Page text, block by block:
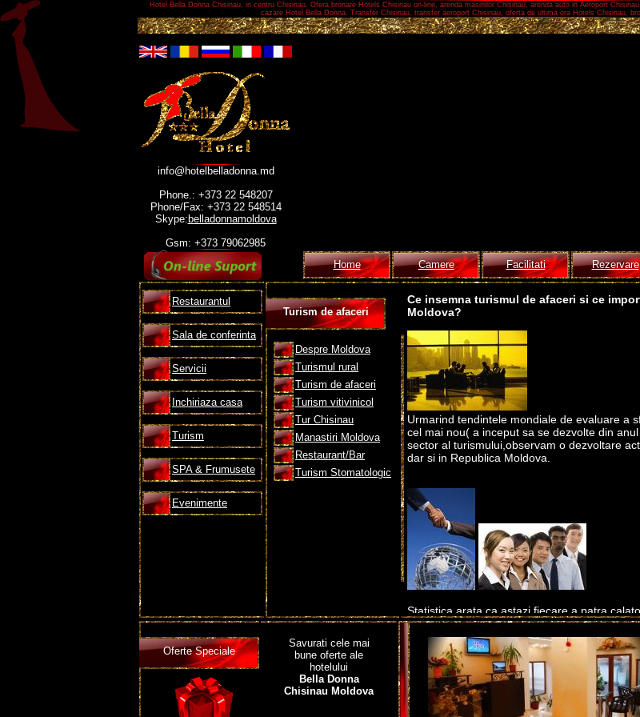
Hotel Bella Donna Chisinau, in centru Chisinau. Ofera bronare Hotels Chisinau on-line, arenda masinilor Chisinau, arenda auto in Aeroport
cazare Hotel Bella Donna. Transfer Chisinau, transfer aeroport Chisinau, oferta de ultima ora Hotels Chisinau,
info@hotelbelladonna.md
Phone.: +373 22 548207
Phone/Fax: +373 22 548514
Skype: belladonnamoldova
Gsm: +373 79062985
Home
Camere Facilitati Rezervare
Restaurantul
Sala de conferinta
Servicii
Inchiriaza casa
Turism
SPA & Frumusete
Evenimente
Turism de afaceri
Despre Moldova
Turismul rural
Turism de afaceri
Turism vitivinicol
Tur Chisinau
Manastiri Moldova
Restaurant/Bar
Turism Stomatologic
Ce insemna turismul de afaceri si ce
Moldova?
Urmarind tendintele mondiale de evaluare a
cel mai nou( a inceput sa se dezvolte din
sector al turismului,observam o dezvoltare
dar si in Republica Moldova.
Statistica arata ca astazi fiecare a patra
necesitati de afaceri. Chiar daca calatorii de
turisti constituie doar 20-25% , 60% din
turismului de afaceri.
Abrevierea engleza MICE - un termen special
turismului de afacere, denota cuvintele-cheie
componentele principale a industriei
Oferte Speciale
Savurati cele mai
bune oferte ale
hotelului
Bella Donna
Chisinau Moldova